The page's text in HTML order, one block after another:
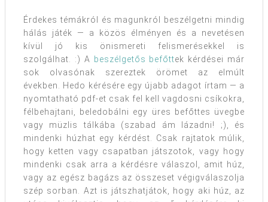
Érdekes témákról és magunkról beszélgetni mindig
hálás játék — a közös élményen és a nevetésen
kívül jó kis önismereti felismerésekkel is
szolgálhat. :) A beszélgetős befőttek kérdései már
sok olvasónak szereztek örömet az elmúlt
években. Hedo kérésére egy újabb adagot írtam — a
nyomtatható pdf-et csak fel kell vagdosni csíkokra,
félbehajtani, beledobálni egy üres befőttes üvegbe
vagy müzlis tálkába (szabad ám lázadni! ;), és
mindenki húzhat egy kérdést. Csak rajtatok múlik,
hogy ketten vagy csapatban játszotok, vagy hogy
mindenki csak arra a kérdésre válaszol, amit húz,
vagy az egész bagázs az összeset végigválaszolja
szép sorban. Azt is játszhatjátok, hogy aki húz, az